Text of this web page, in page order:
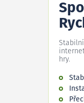
hry.